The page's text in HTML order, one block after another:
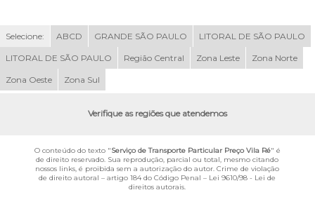
Selecione: ABCD GRANDE SÃO PAULO LITORAL DE SÃO PAULO
LITORAL DE SÃO PAULO Região Central Zona Leste Zona Norte
Zona Oeste Zona Sul
Verifique as regiões que atendemos
O conteúdo do texto "Serviço de Transporte Particular Preço Vila Ré" é
de direito reservado. Sua reprodução, parcial ou total, mesmo citando
nossos links, é proibida sem a autorização do autor. Crime de violação
de direito autoral – artigo 184 do Código Penal – Lei 9610/98 - Lei de
direitos autorais.